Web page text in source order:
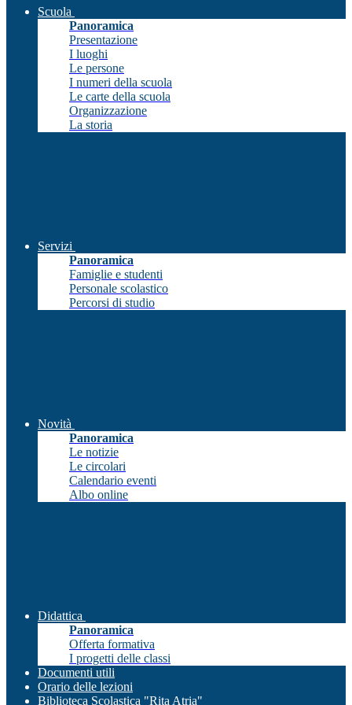
Scuola
Panoramica
Presentazione
I luoghi
Le persone
I numeri della scuola
Le carte della scuola
Organizzazione
La storia
Servizi
Panoramica
Famiglie e studenti
Personale scolastico
Percorsi di studio
Novità
Panoramica
Le notizie
Le circolari
Calendario eventi
Albo online
Didattica
Panoramica
Offerta formativa
I progetti delle classi
Documenti utili
Orario delle lezioni
Biblioteca Scolastica "Rita Atria"